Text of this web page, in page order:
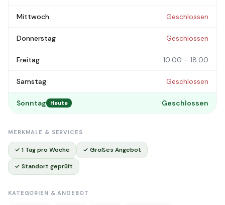
Mittwoch Geschlossen
Donnerstag Geschlossen
Freitag 10:00 – 18:00
Samstag Geschlossen
Sonntag Heute Geschlossen
MERKMALE & SERVICES
✓ 1 Tag pro Woche ✓ Großes Angebot
✓ Standort geprüft
KATEGORIEN & ANGEBOT